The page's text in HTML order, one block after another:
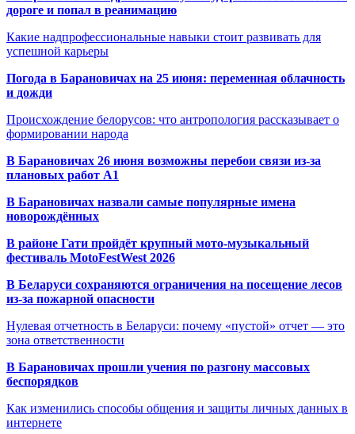
дороге и попал в реанимацию
Какие надпрофессиональные навыки стоит развивать для
успешной карьеры
Погода в Барановичах на 25 июня: переменная облачность
и дожди
Происхождение белорусов: что антропология рассказывает о
формировании народа
В Барановичах 26 июня возможны перебои связи из-за
плановых работ A1
В Барановичах назвали самые популярные имена
новорождённых
В районе Гати пройдёт крупный мото-музыкальный
фестиваль MotoFestWest 2026
В Беларуси сохраняются ограничения на посещение лесов
из-за пожарной опасности
Нулевая отчетность в Беларуси: почему «пустой» отчет — это
зона ответственности
В Барановичах прошли учения по разгону массовых
беспорядков
Как изменились способы общения и защиты личных данных в
интернете